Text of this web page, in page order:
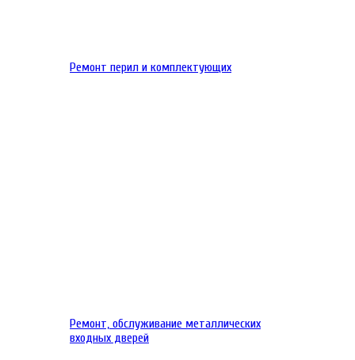
Ремонт перил и комплектующих
Ремонт, обслуживание металлических
входных дверей